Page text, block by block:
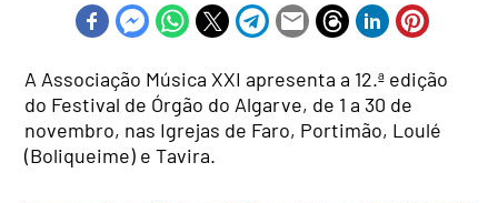
A Associação Música XXI apresenta a 12.ª edição
do Festival de Órgão do Algarve, de 1 a 30 de
novembro, nas Igrejas de Faro, Portimão, Loulé
(Boliqueime) e Tavira.